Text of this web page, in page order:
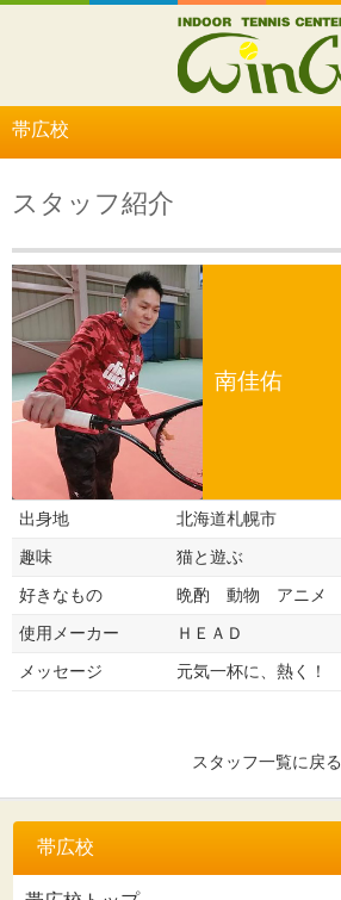
帯広校
スタッフ紹介
南佳佑
出身地
北海道札幌市
趣味
猫と遊ぶ
好きなもの
晩酌 動物 アニメ
使用メーカー
ＨＥＡＤ
メッセージ
元気一杯に、熱く！
スタッフ一覧に戻る
帯広校